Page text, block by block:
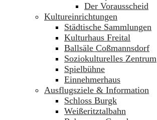
Der Vorausscheid
Kultureinrichtungen
Städtische Sammlungen
Kulturhaus Freital
Ballsäle Coßmannsdorf
Soziokulturelles Zentrum
Spielbühne
Einnehmerhaus
Ausflugsziele & Information
Schloss Burgk
Weißeritztalbahn